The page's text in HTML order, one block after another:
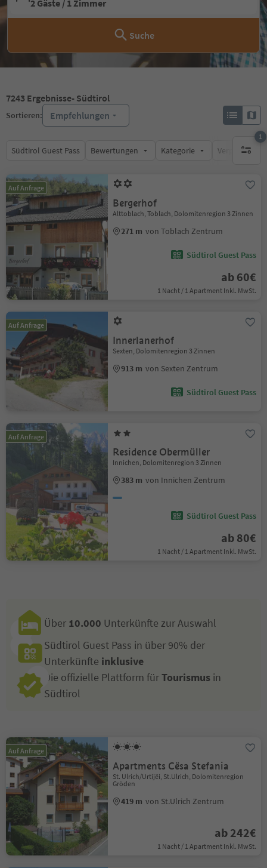
2 Gäste / 1 Zimmer
Suche
7243 Ergebnisse- Südtirol
Sortieren: Empfehlungen
Südtirol Guest Pass Bewertungen Kategorie
1
1
Auf Anfrage
Bergerhof
Alttoblach, Toblach, Dolomitenregion 3 Zinnen
271 m von Toblach Zentrum
Südtirol Guest Pass
ab 60€
1 Nacht / 1 Apartment Inkl. MwSt.
Auf Anfrage
Innerlanerhof
Sexten, Dolomitenregion 3 Zinnen
913 m von Sexten Zentrum
Südtirol Guest Pass
Auf Anfrage
Residence Obermüller
Innichen, Dolomitenregion 3 Zinnen
383 m von Innichen Zentrum
Südtirol Guest Pass
ab 80€
1 Nacht / 1 Apartment Inkl. MwSt.
Über 10.000 Unterkünfte zur Auswahl
Südtirol Guest Pass in über 90% der
Unterkünfte inklusive
Die offizielle Plattform fürTourismus in
Südtirol
Auf Anfrage
Apartments Cësa Stefania
St. Ulrich/Urtijëi, St.Ulrich, Dolomitenregion
Gröden
419 m von St.Ulrich Zentrum
ab 242€
1 Nacht / 1 Apartment Inkl. MwSt.